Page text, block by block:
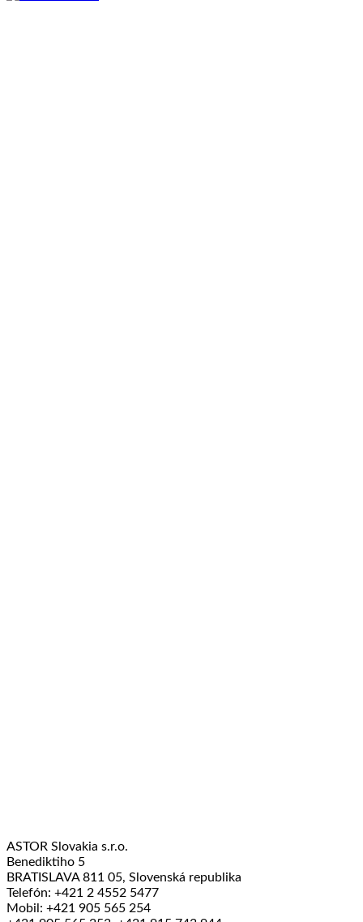
ASTOR Slovakia s.r.o.
Benediktiho 5
BRATISLAVA 811 05, Slovenská republika
Telefón: +421 2 4552 5477
Mobil: +421 905 565 254